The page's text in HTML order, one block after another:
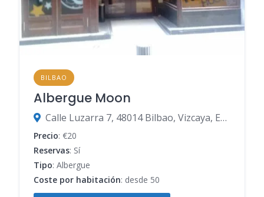
BILBAO
Albergue Moon
Calle Luzarra 7, 48014 Bilbao, Vizcaya, España
Precio: €20
Reservas: Sí
Tipo: Albergue
Coste por habitación: desde 50